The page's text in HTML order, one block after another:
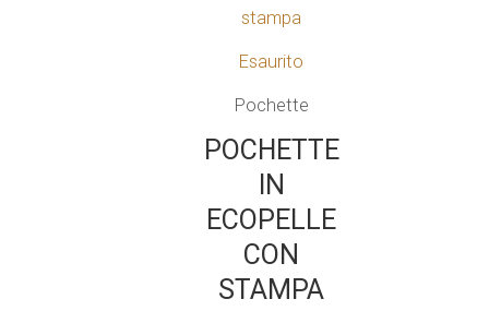
Esaurito
Pochette
POCHETTE
IN
ECOPELLE
CON
STAMPA